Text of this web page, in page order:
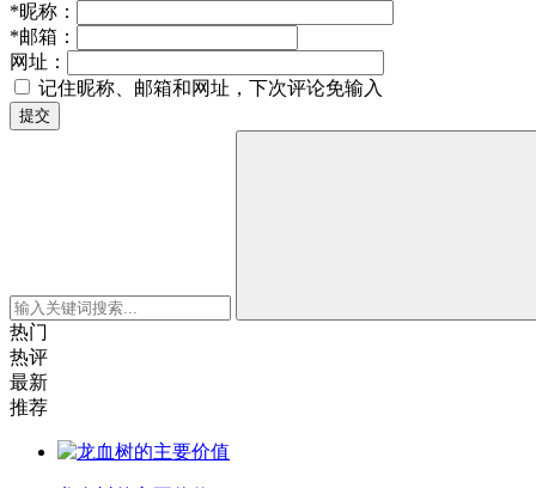
*昵称：
*邮箱：
网址：
记住昵称、邮箱和网址，下次评论免输入
提交
热门
热评
最新
推荐